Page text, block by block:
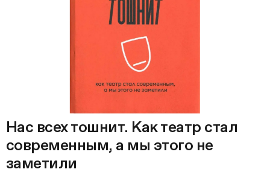
Нас всех тошнит. Как театр стал
современным, а мы этого не
заметили